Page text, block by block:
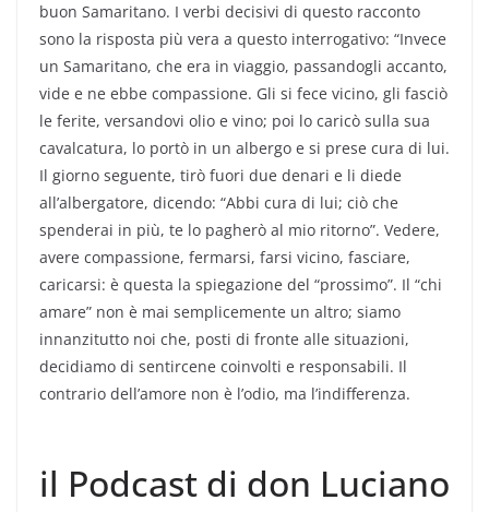
buon Samaritano. I verbi decisivi di questo racconto
sono la risposta più vera a questo interrogativo: “Invece
un Samaritano, che era in viaggio, passandogli accanto,
vide e ne ebbe compassione. Gli si fece vicino, gli fasciò
le ferite, versandovi olio e vino; poi lo caricò sulla sua
cavalcatura, lo portò in un albergo e si prese cura di lui.
Il giorno seguente, tirò fuori due denari e li diede
all’albergatore, dicendo: “Abbi cura di lui; ciò che
spenderai in più, te lo pagherò al mio ritorno”. Vedere,
avere compassione, fermarsi, farsi vicino, fasciare,
caricarsi: è questa la spiegazione del “prossimo”. Il “chi
amare” non è mai semplicemente un altro; siamo
innanzitutto noi che, posti di fronte alle situazioni,
decidiamo di sentircene coinvolti e responsabili. Il
contrario dell’amore non è l’odio, ma l’indifferenza.
il Podcast di don Luciano